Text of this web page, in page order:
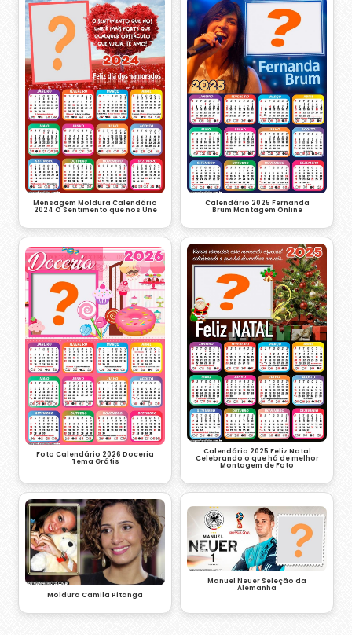
Mensagem Moldura Calendário
2024 O Sentimento que nos Une
Calendário 2025 Fernanda
Brum Montagem Online
Foto Calendário 2026 Doceria
Tema Grátis
Calendário 2025 Feliz Natal
Celebrando o que há de melhor
Montagem de Foto
Moldura Camila Pitanga
Manuel Neuer Seleção da
Alemanha